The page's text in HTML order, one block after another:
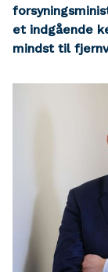
et indgående
mindst til